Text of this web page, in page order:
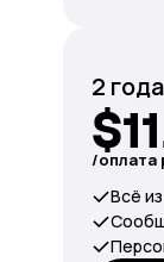
2 года
/оплата
Всё